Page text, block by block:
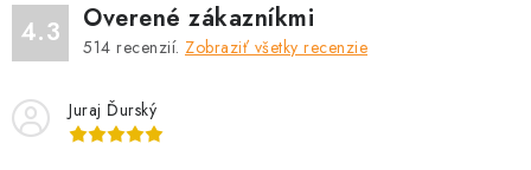
4.3 Overené zákazníkmi
514 recenzií. Zobraziť všetky recenzie
Juraj Ďurský